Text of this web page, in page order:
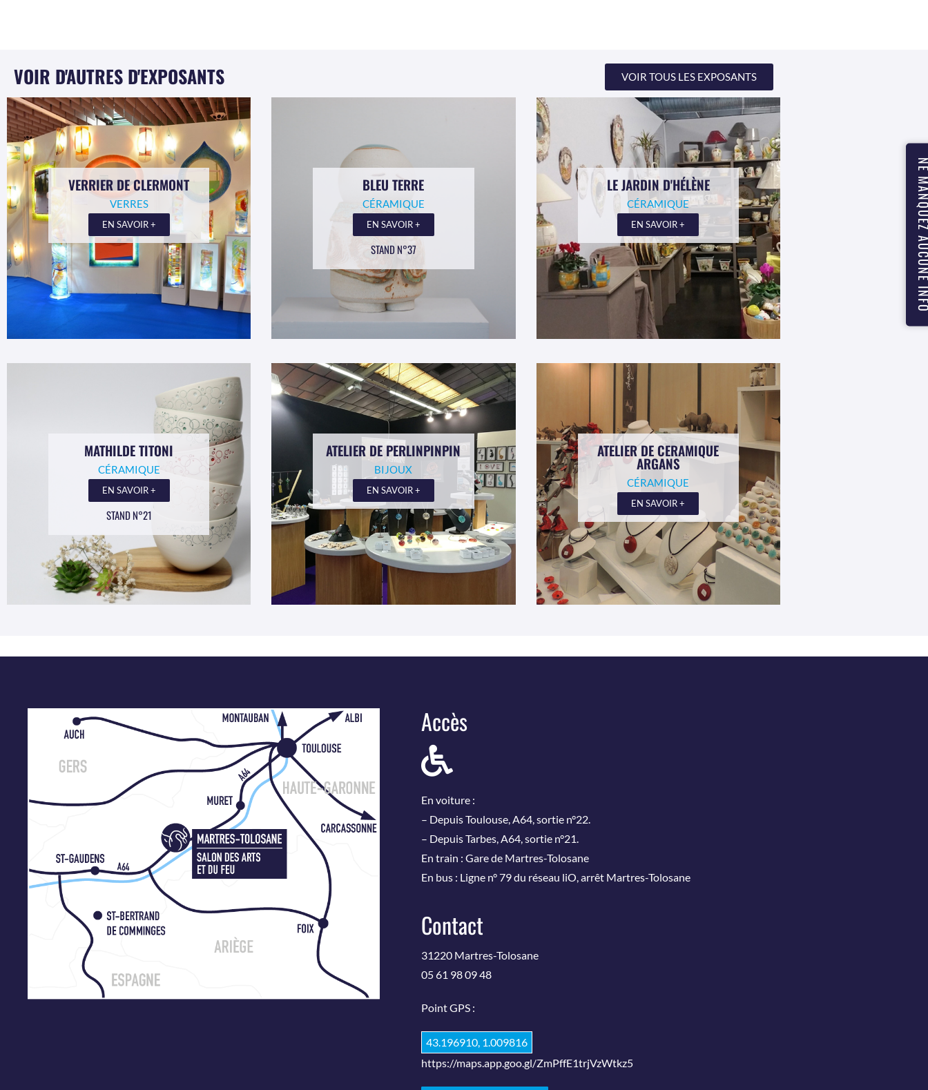
NE
VOIR D'AUTRES D'EXPOSANTS VOIR TOUS LES EXPOSANTS
VERRIER DE CLERMONT
VERRES
EN SAVOIR +
BLEU TERRE
CÉRAMIQUE
EN SAVOIR +
STAND N°37
LE JARDIN D'HÉLÈNE
CÉRAMIQUE
EN SAVOIR +
MATHILDE TITONI
CÉRAMIQUE
EN SAVOIR +
STAND N°21
ATELIER DE PERLINPINPIN
BIJOUX
EN SAVOIR +
ATELIER DE CERAMIQUE
ARGANS
CÉRAMIQUE
EN SAVOIR +
Accès
En voiture :
– Depuis Toulouse, A64, sortie n°22.
– Depuis Tarbes, A64, sortie n°21.
En train : Gare de Martres-Tolosane
En bus : Ligne n° 79 du réseau liO, arrêt Martres-Tolosane
Contact
31220 Martres-Tolosane
05 61 98 09 48
Point GPS :
43.196910, 1.009816
https://maps.app.goo.gl/ZmPffE1trjVzWtkz5